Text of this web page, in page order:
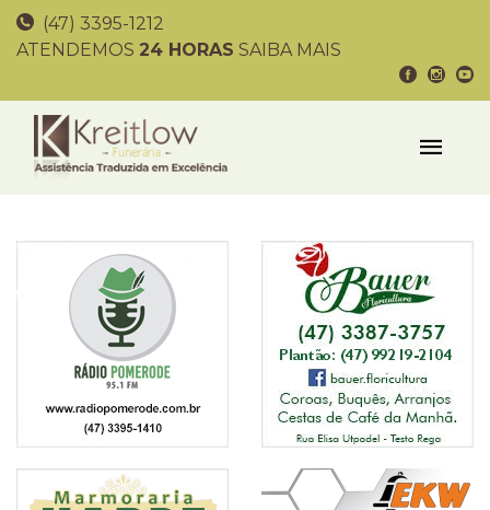
(47) 3395-1212
ATENDEMOS 24 HORAS SAIBA MAIS